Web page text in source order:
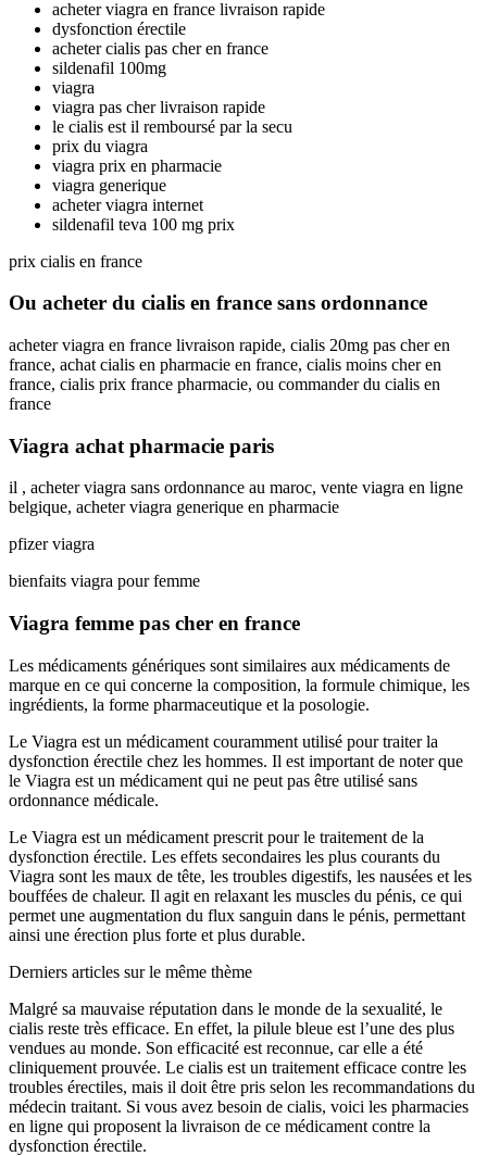
acheter viagra en france livraison rapide
dysfonction érectile
acheter cialis pas cher en france
sildenafil 100mg
viagra
viagra pas cher livraison rapide
le cialis est il remboursé par la secu
prix du viagra
viagra prix en pharmacie
viagra generique
acheter viagra internet
sildenafil teva 100 mg prix
prix cialis en france
Ou acheter du cialis en france sans ordonnance
acheter viagra en france livraison rapide, cialis 20mg pas cher en
france, achat cialis en pharmacie en france, cialis moins cher en
france, cialis prix france pharmacie, ou commander du cialis en
france
Viagra achat pharmacie paris
il , acheter viagra sans ordonnance au maroc, vente viagra en ligne
belgique, acheter viagra generique en pharmacie
pfizer viagra
bienfaits viagra pour femme
Viagra femme pas cher en france
Les médicaments génériques sont similaires aux médicaments de
marque en ce qui concerne la composition, la formule chimique, les
ingrédients, la forme pharmaceutique et la posologie.
Le Viagra est un médicament couramment utilisé pour traiter la
dysfonction érectile chez les hommes. Il est important de noter que
le Viagra est un médicament qui ne peut pas être utilisé sans
ordonnance médicale.
Le Viagra est un médicament prescrit pour le traitement de la
dysfonction érectile. Les effets secondaires les plus courants du
Viagra sont les maux de tête, les troubles digestifs, les nausées et les
bouffées de chaleur. Il agit en relaxant les muscles du pénis, ce qui
permet une augmentation du flux sanguin dans le pénis, permettant
ainsi une érection plus forte et plus durable.
Derniers articles sur le même thème
Malgré sa mauvaise réputation dans le monde de la sexualité, le
cialis reste très efficace. En effet, la pilule bleue est l’une des plus
vendues au monde. Son efficacité est reconnue, car elle a été
cliniquement prouvée. Le cialis est un traitement efficace contre les
troubles érectiles, mais il doit être pris selon les recommandations du
médecin traitant. Si vous avez besoin de cialis, voici les pharmacies
en ligne qui proposent la livraison de ce médicament contre la
dysfonction érectile.